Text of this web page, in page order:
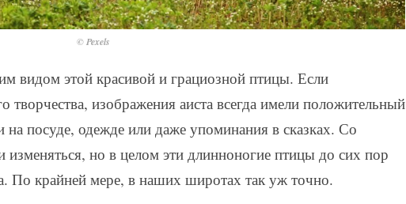
© Pexels
видом этой красивой и грациозной птицы. Если
творчества, изображения аиста всегда имели положительный
на посуде, одежде или даже упоминания в сказках. Со
изменяться, но в целом эти длинноногие птицы до сих пор
По крайней мере, в наших широтах так уж точно.